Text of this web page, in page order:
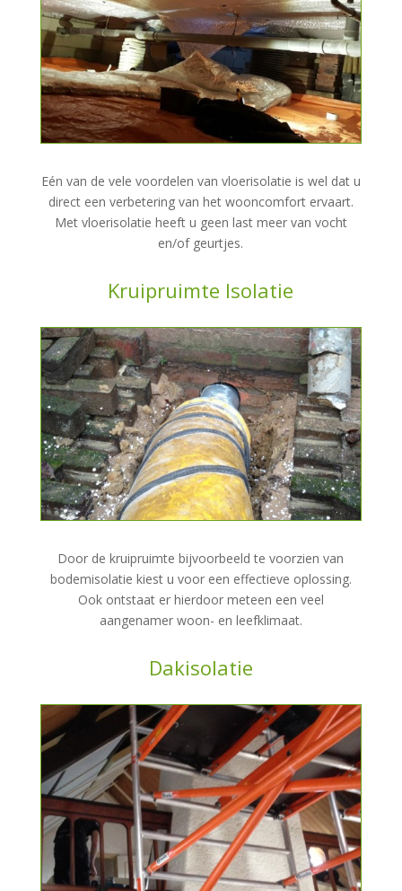
Eén van de vele voordelen van vloerisolatie is wel dat u
direct een verbetering van het wooncomfort ervaart.
Met vloerisolatie heeft u geen last meer van vocht
en/of geurtjes.
Kruipruimte Isolatie
Door de kruipruimte bijvoorbeeld te voorzien van
bodemisolatie kiest u voor een effectieve oplossing.
Ook ontstaat er hierdoor meteen een veel
aangenamer woon- en leefklimaat.
Dakisolatie